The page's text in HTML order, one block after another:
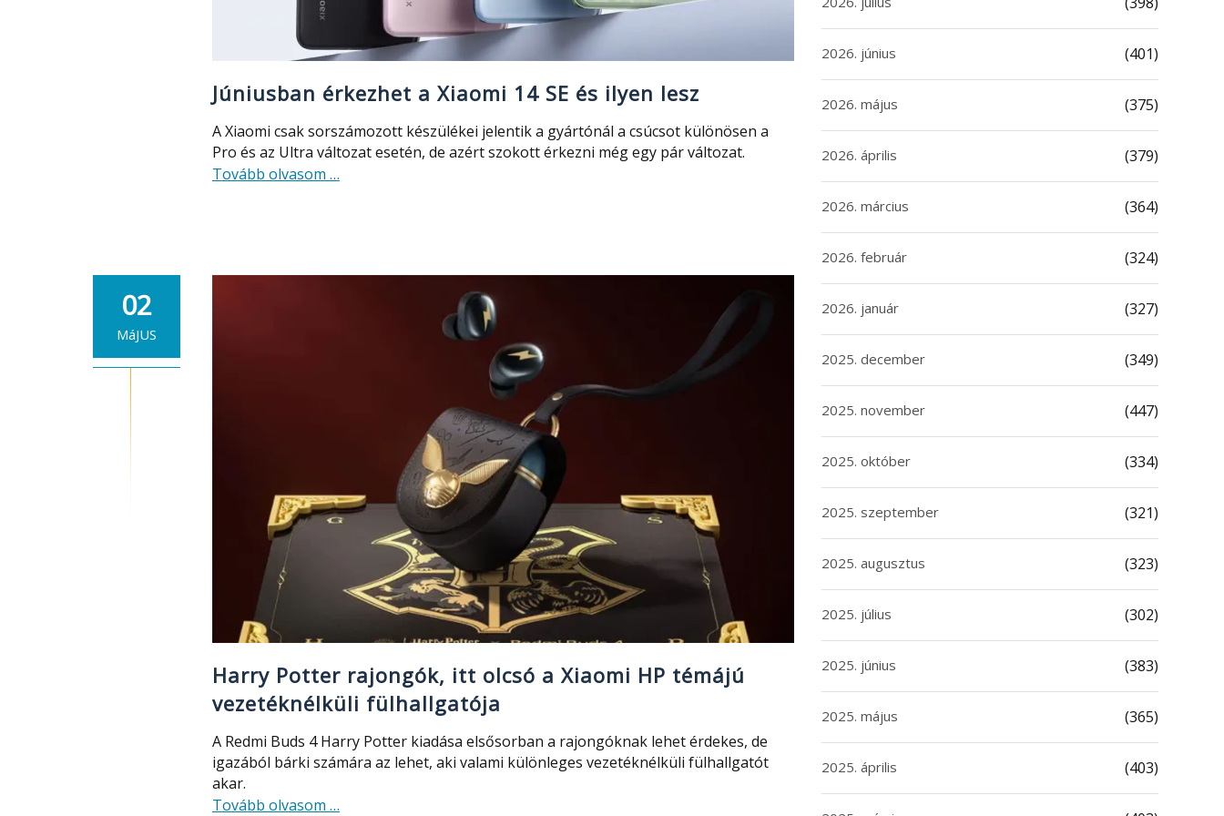
Júniusban érkezhet a Xiaomi 14 SE és ilyen lesz
A Xiaomi csak sorszámozott készülékei jelentik a gyártónál a csúcsot különösen a
Pro és az Ultra változat esetén, de azért szokott érkezni még egy pár változat.
Tovább olvasom about
…
02
MáJUS
Harry Potter rajongók, itt olcsó a Xiaomi HP témájú
vezetéknélküli fülhallgatója
A Redmi Buds 4 Harry Potter kiadása elsősorban a rajongóknak lehet érdekes, de
igazából bárki számára az lehet, aki valami különleges vezetéknélküli fülhallgatót
akar.
Tovább olvasom about
…
2026. június (401)
2026. május (375)
2026. április (379)
2026. március (364)
2026. február (324)
2026. január (327)
2025. december (349)
2025. november (447)
2025. október (334)
2025. szeptember (321)
2025. augusztus (323)
2025. július (302)
2025. június (383)
2025. május (365)
2025. április (403)